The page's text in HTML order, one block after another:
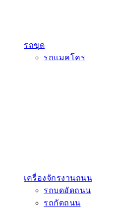
รถขุด
รถแมคโคร
เครื่องจักรงานถนน
รถบดอัดถนน
รถกัดถนน